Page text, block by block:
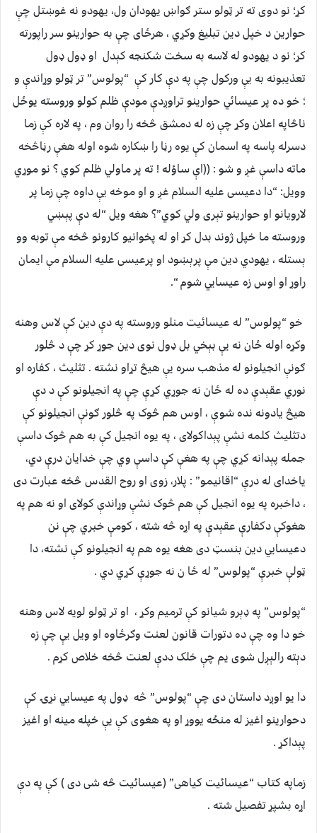
کړ؛ نو دوی ته تر ټولو ستر ګواښ يهودان ول، يهودو نه غوښتل چې
حوارين د خپل دين تبليغ وکړي ، هرځای چې به حوارينو سر راپورته
کړ؛ نو د يهودو له لاسه به سخت شکنجه کېدل او ډول ډول
تعذيبونه به يې ورکول چې په دې کار کې “پولوس” تر ټولو وړاندې و
؛ خو ده پر عيسائي حوارينو تراوږدې مودې ظلم کولو وروسته يوځل
ناڅاپه اعلان وکړ چې زه له دمشق څخه را روان وم ، په لاره کې زما
دسرله پاسه په اسمان کې يوه رڼا را ښکاره شوه اوله هغې رڼاڅخه
ماته داسې غږ و شو : ((اې ساؤله ! ته پر ماولي ظلم کوي ؟ نو موړي
وويل: “دا دعيسی عليه السلام غږ و او موخه يې داوه چې زما پر
لارويانو او حوارينو تېری ولي کوي”؟ هغه ويل “له دې پېښي
وروسته ما خپل ژوند بدل کړ او له پخوانيو کارونو څخه مې توبه وو
ېستله ، يهودي دين مې پرېښود او پرعيسی عليه السلام مې ايمان
راوړ او اوس زه عيسايي شوم “.
خو “پولوس” له عيسائيت منلو وروسته په دې دين کې لاس وهنه
وکړه اوله ځان نه يې بېخي بل ډول نوی دين جوړ کړ چې د څلور
ګونې انجيلونو له مذهب سره يې هيڅ تړاو نشته . تثليث ، کفاره او
نوري عقېدې ده له ځان نه جوړي کړې چې په انجيلونو کې د دې
هيڅ يادونه نده شوې ، اوس هم څوک په څلور ګونې انجيلونو کې
دتثليث کلمه نشې پېداکولای ، په يوه انجيل کې به هم څوک داسې
جمله پېدانه کړي چې په هغې کې داسې وي چې خدايان درې دي،
ياخدای له درې “اقانيمو” : پلار، زوی او روح القدس څخه عبارت دی
، داخبره په يوه انجيل کې هم څوک نشې وړاندې کولای او نه هم په
هغوکې دکفارې عقېدې په اړه څه شته ، کومې خبري چې نن
دعيسايي دين بنسټ دی هغه يوه هم په انجيلونو کې نشته، دا
ټولې خبرې “پولوس” له ځا ن نه جوړې کړي دي .
“پولوس” په ډېرو شيانو کې ترميم وکړ ، او تر ټولو لويه لاس وهنه
خو دا وه چې ده دتورات قانون لعنت وګرځاوه او ويل يې چې زه
دېته رالېږل شوی يم چې خلک ددې لعنت څخه خلاص کړم .
دا يو اوږد داستان دی چې “پولوس” څه ډول په عيسايي نړۍ کې
دحوارينو اغيز له منځه يووړ او په هغوی کې يې خپله مينه او اغيز
پېداکړ .
زماپه کتاب “عيسائيت کياهی” (عيسائيت څه شی دی ) کې په دې
اړه بشپړ تفصيل شته .